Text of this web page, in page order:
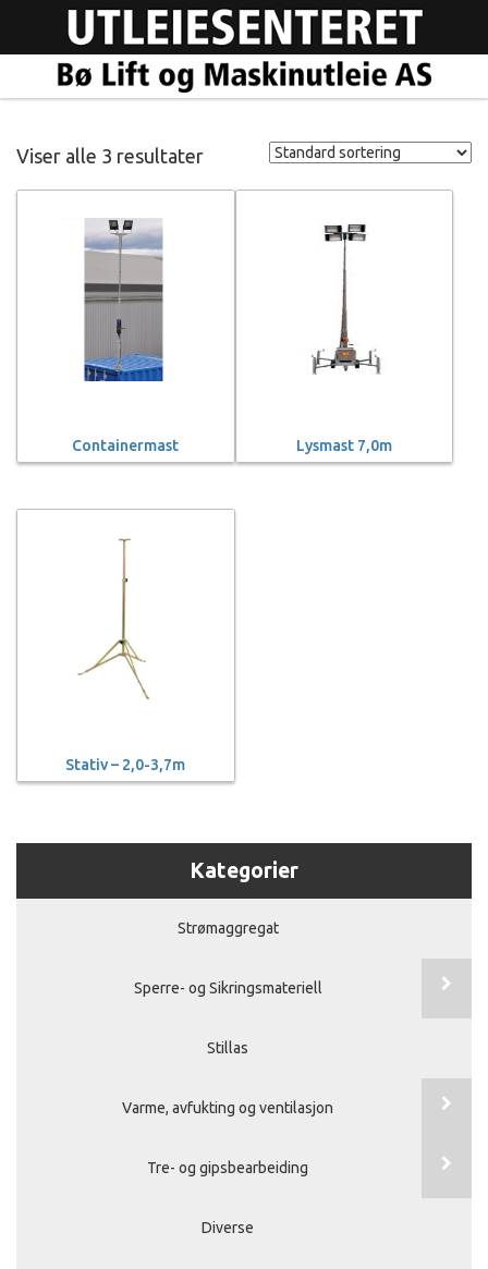
Viser alle 3 resultater
Containermast Lysmast 7,0m
Stativ – 2,0-3,7m
Kategorier
Strømaggregat
Sperre- og Sikringsmateriell
Stillas
Varme, avfukting og ventilasjon
Tre- og gipsbearbeiding
Diverse